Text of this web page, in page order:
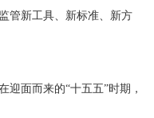
管新工具、新标准、新方
面而来的“十五五”时期，